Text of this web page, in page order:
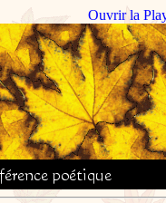
Ouvrir la